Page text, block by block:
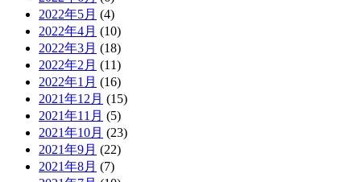
2022年5月 (4)
2022年4月 (10)
2022年3月 (18)
2022年2月 (11)
2022年1月 (16)
2021年12月 (15)
2021年11月 (5)
2021年10月 (23)
2021年9月 (22)
2021年8月 (7)